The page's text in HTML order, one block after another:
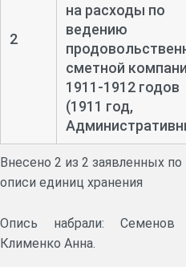
2
на расходы по
ведению
сметной
1911-1912 годов
(1911 год,
Внесено 2 из 2 заявленных по
описи единиц хранения
Опись набрали: Семенов
Клименко Анна.